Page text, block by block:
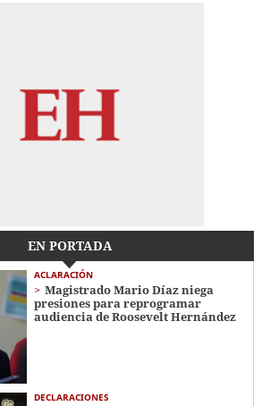
EN PORTADA
ACLARACIÓN
Magistrado Mario Díaz niega
presiones para reprogramar
audiencia de Roosevelt Hernández
DECLARACIONES